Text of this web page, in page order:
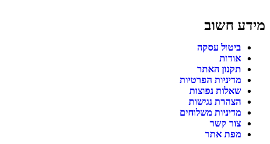
מידע חשוב
ביטול עסקה
אודות
תקנון האתר
מדיניות הפרטיות
שאלות נפוצות
הצהרת נגישות
מדיניות משלוחים
צור קשר
מפת אתר